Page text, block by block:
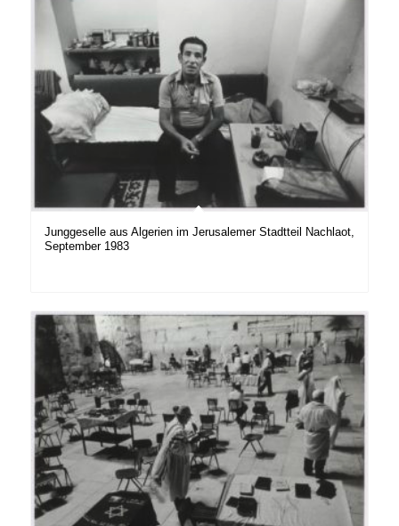
Junggeselle aus Algerien im Jerusalemer Stadtteil Nachlaot,
September 1983